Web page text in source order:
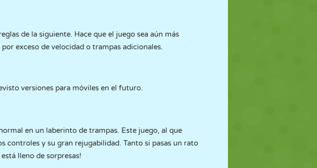
de la siguiente. Hace que el juego sea aún más
exceso de velocidad o trampas adicionales.
versiones para móviles en el futuro.
en un laberinto de trampas. Este juego, al que
controles y su gran rejugabilidad. Tanto si pasas un rato
lleno de sorpresas!